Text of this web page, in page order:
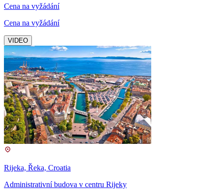
Cena na vyžádání
Cena na vyžádání
VIDEO
Rijeka, Řeka, Croatia
Administrativní budova v centru Rijeky